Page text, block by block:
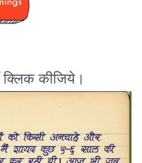
क्लिक कीजिये।